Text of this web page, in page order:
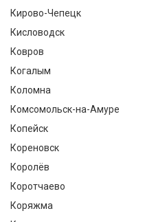
Кирово-Чепецк
Кисловодск
Ковров
Когалым
Коломна
Комсомольск-на-Амуре
Копейск
Кореновск
Королёв
Коротчаево
Коряжма